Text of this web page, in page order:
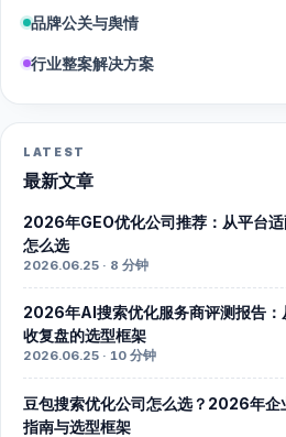
品牌公关与舆情
行业整案解决方案
LATEST
最新文章
2026年GEO优化公司推荐：从平台
怎么选
2026.06.25 · 8 分钟
2026年AI搜索优化服务商评测报告：
收复盘的选型框架
2026.06.25 · 10 分钟
豆包搜索优化公司怎么选？2026年企
指南与选型框架